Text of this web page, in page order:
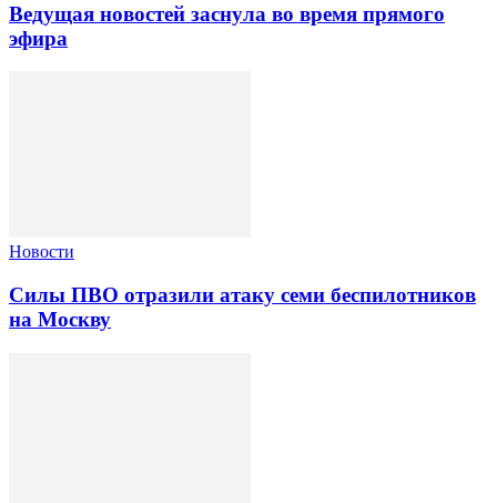
Ведущая новостей заснула во время прямого
эфира
Новости
Силы ПВО отразили атаку семи беспилотников
на Москву